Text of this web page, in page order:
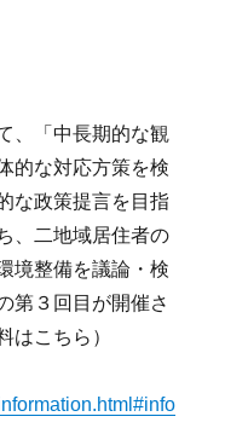
、「中長期的な観
的な対応方策を検
な政策提言を目指
、二地域居住者の
境整備を議論・検
第３回目が開催さ
はこちら）